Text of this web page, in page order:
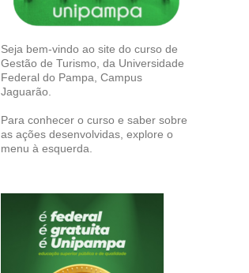
Seja bem-vindo ao site do curso de
Gestão de Turismo, da Universidade
Federal do Pampa, Campus
Jaguarão.
Para conhecer o curso e saber sobre
as ações desenvolvidas, explore o
menu à esquerda.